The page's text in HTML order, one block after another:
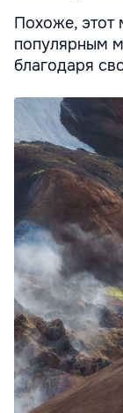
Похоже, этот
популярным
благодаря